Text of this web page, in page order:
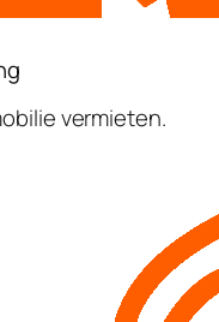
vermieten.